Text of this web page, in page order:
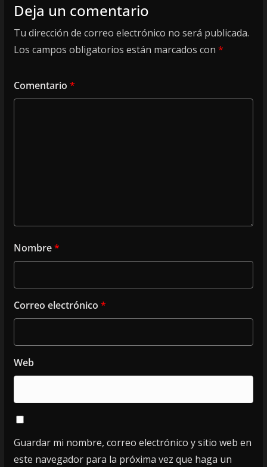
Deja un comentario
Tu dirección de correo electrónico no será publicada.
Los campos obligatorios están marcados con *
Comentario *
Nombre*
Correo electrónico *
Web
Guardar mi nombre, correo electrónico y sitio web en
este navegador para la próxima vez que haga un